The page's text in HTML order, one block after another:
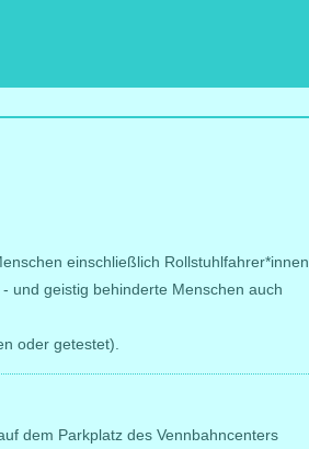
einschließlich Rollstuhlfahrer*innen
und geistig behinderte Menschen auch
oder getestet).
dem Parkplatz des Vennbahncenters